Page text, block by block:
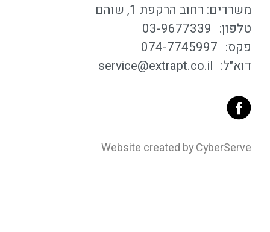
משרדים: רחוב הרקפת 1, שוהם
טלפון: 03-9677339
פקס: 074-7745997
דוא"ל: service@extrapt.co.il
Website created by CyberServe